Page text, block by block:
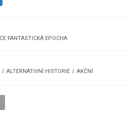
FANTASTICKÁ EPOCHA
ALTERNATIVNÍ HISTORIE AKČNÍ